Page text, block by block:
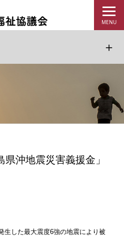
県沖地震災害義援金」
生した最大震度6強の地震により被